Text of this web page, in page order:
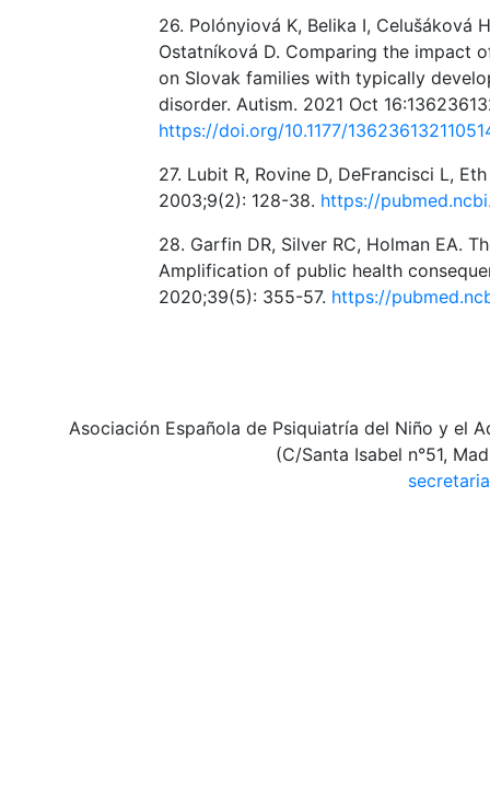
26. Polónyiová K, Belika I, Celušáková
Ostatníková D. Comparing the impact
on Slovak families with typically
disorder. Autism. 2021 Oct
https://doi.org/10.1177/
27. Lubit R, Rovine D, DeFrancisci L,
2003;9(2): 128-38. https://
28. Garfin DR, Silver RC, Holman EA.
Amplification of public health
2020;39(5): 355-57. https://
Asociación Española de Psiquiatría del Niño y el
(C/Santa Isabel n°51,